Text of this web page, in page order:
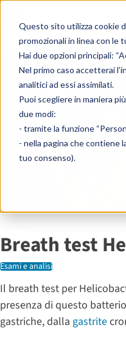
Questo sito utilizza cookie
promozionali in linea con le
Hai due opzioni principali:
Nel primo caso accetterai
analitici ad essi assimilati.
Puoi scegliere in maniera
due modi:
- tramite la funzione
- nella pagina che contiene
tuo consenso).
Home » Enciclopedia » Esami e
Breath test
Esami e analisi
Il breath test per
presenza di questo
gastriche, dalla gastrite